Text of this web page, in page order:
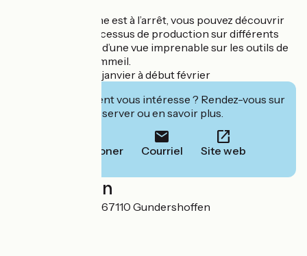
Le week-end l’usine est à l’arrêt, vous pouvez découvrir
l’ensemble du processus de production sur différents
écrans et profitez d’une vue imprenable sur les outils de
production en sommeil.
Musée fermé du 5 janvier à début février
Cet établissement vous intéresse ? Rendez-vous sur
leur site pour réserver ou en savoir plus.
Téléphoner Courriel Site web
Localisation
14 rue des Genêts 67110 Gundershoffen